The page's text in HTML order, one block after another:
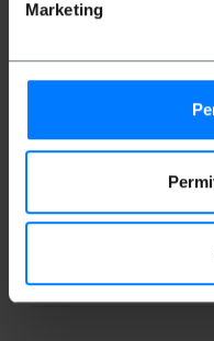
Marketing
Mides del
Nombre de
Classificació